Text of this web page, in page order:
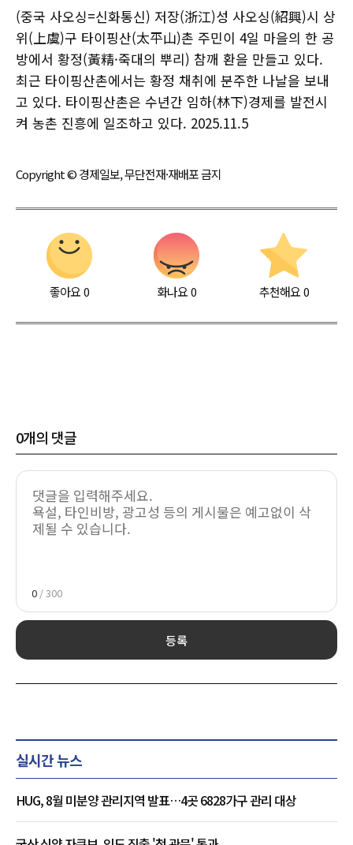
(중국 사오싱=신화통신) 저장(浙江)성 사오싱(紹興)시 상
위(上虞)구 타이핑산(太平山)촌 주민이 4일 마을의 한 공
방에서 황정(黃精·죽대의 뿌리) 참깨 환을 만들고 있다.
최근 타이핑산촌에서는 황정 채취에 분주한 나날을 보내
고 있다. 타이핑산촌은 수년간 임하(林下)경제를 발전시
켜 농촌 진흥에 일조하고 있다. 2025.11.5
Copyright © 경제일보, 무단전재·재배포 금지
좋아요0 화나요0 추천해요 0
0개의 댓글
0 / 300
등록
실시간 뉴스
HUG, 8월 미분양 관리지역 발표…4곳 6828가구 관리 대상